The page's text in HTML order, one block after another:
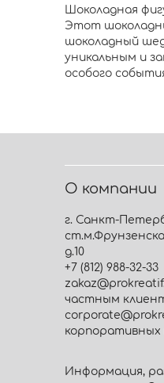
Шоколадная
Этот
шоколадный
уникальным и
особого
О компании
г. Санкт-
д.10
+7 (812) 988-32-33
частным
корпоративных
Информация,